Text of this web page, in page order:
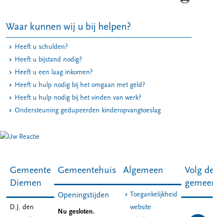
Waar kunnen wij u bij helpen?
Heeft u schulden?
Heeft u bijstand nodig?
Heeft u een laag inkomen?
Heeft u hulp nodig bij het omgaan met geld?
Heeft u hulp nodig bij het vinden van werk?
Ondersteuning gedupeerden kinderopvangtoeslag
Gemeente
Diemen
D.J. den
Gemeentehuis
Openingstijden
Nu gesloten.
Algemeen
Toegankelijkheid
website
Volg de